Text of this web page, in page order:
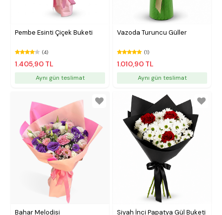
Pembe Esinti Çiçek Buketi
(4)
1.405,90 TL
Aynı gün teslimat
Vazoda Turuncu Güller
(1)
1.010,90 TL
Aynı gün teslimat
Bahar Melodisi Siyah İnci Papatya Gül Buketi